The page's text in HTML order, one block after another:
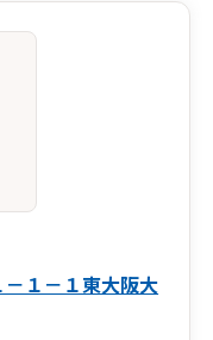
１－１東大阪大